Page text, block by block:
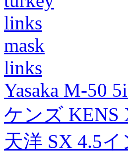
links
mask
links
Yasaka M-50
ケンズ KENS
天洋 SX 4.5